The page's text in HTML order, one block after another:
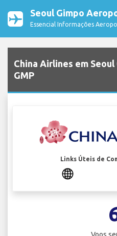
Seoul Gimpo
Essencial Informações
China Airlines em
GMP
Links Úteis de